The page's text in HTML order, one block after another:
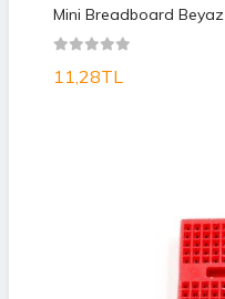
Mini Breadboard Beyaz
11,28TL